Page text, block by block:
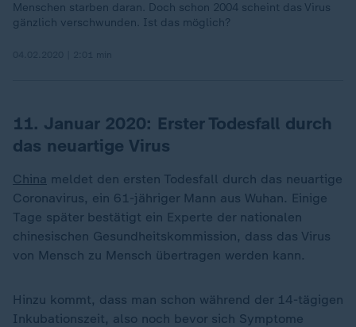
Menschen starben daran. Doch schon 2004 scheint das Virus
gänzlich verschwunden. Ist das möglich?
11. Januar 2020: Erster Todesfall durch
das neuartige Virus
China meldet den ersten Todesfall durch das neuartige
Coronavirus, ein 61-jähriger Mann aus Wuhan. Einige
Tage später bestätigt ein Experte der nationalen
chinesischen Gesundheitskommission, dass das Virus
von Mensch zu Mensch übertragen werden kann.
Hinzu kommt, dass man schon während der 14-tägigen
Inkubationszeit, also noch bevor sich Symptome